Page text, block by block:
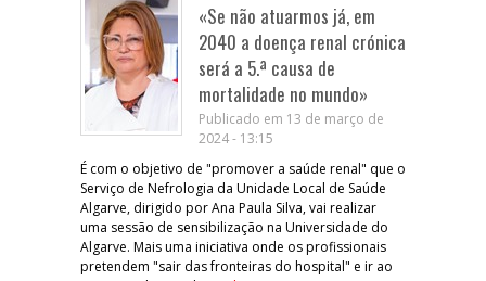
«Se não atuarmos já, em
2040 a doença renal crónica
será a 5.ª causa de
mortalidade no mundo»
Publicado em 13 de março de
2024 - 13:15
É com o objetivo de "promover a saúde renal" que o
Serviço de Nefrologia da Unidade Local de Saúde
Algarve, dirigido por Ana Paula Silva, vai realizar
uma sessão de sensibilização na Universidade do
Algarve. Mais uma iniciativa onde os profissionais
pretendem "sair das fronteiras do hospital" e ir ao